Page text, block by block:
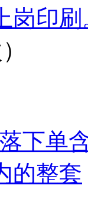
岗印刷